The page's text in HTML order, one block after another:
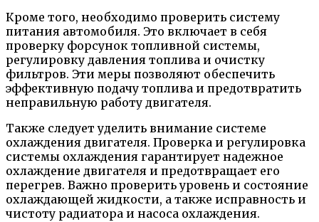
Кроме того, необходимо проверить систему
питания автомобиля. Это включает в себя
проверку форсунок топливной системы,
регулировку давления топлива и очистку
фильтров. Эти меры позволяют обеспечить
эффективную подачу топлива и предотвратить
неправильную работу двигателя.
Также следует уделить внимание системе
охлаждения двигателя. Проверка и регулировка
системы охлаждения гарантирует надежное
охлаждение двигателя и предотвращает его
перегрев. Важно проверить уровень и состояние
охлаждающей жидкости, а также исправность и
чистоту радиатора и насоса охлаждения.